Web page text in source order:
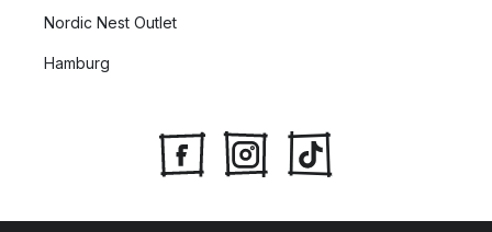
Nordic Nest Outlet
Hamburg